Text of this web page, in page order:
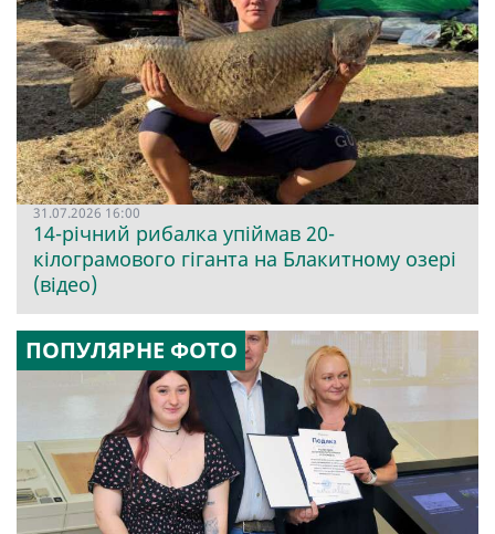
31.07.2026 16:00
14-річний рибалка упіймав 20-
кілограмового гіганта на Блакитному озері
(відео)
ПОПУЛЯРНЕ ФОТО